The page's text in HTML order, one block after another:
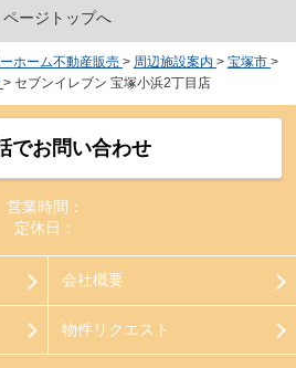
ページトップへ
ホーム不動産販売 > 周辺施設案内 > 宝塚市 >
> セブンイレブン 宝塚小浜2丁目店
でお問い合わせ
営業時間：
定休日：
会社概要
物件リクエスト